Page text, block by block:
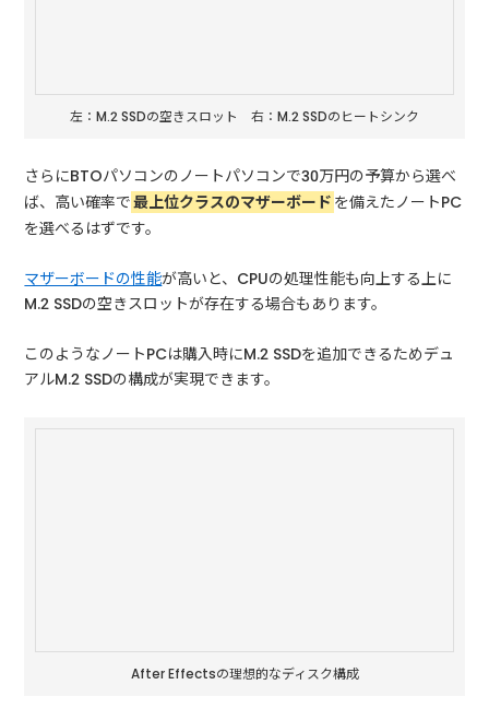
左：M.2 SSDの空きスロット 右：M.2 SSDのヒートシンク
さらにBTOパソコンのノートパソコンで30万円の予算から選べ
ば、高い確率で最上位クラスのマザーボード を備えたノートPC
を選べるはずです。
マザーボードの性能が高いと、CPUの処理性能も向上する上に
M.2 SSDの空きスロットが存在する場合もあります。
このようなノートPCは購入時にM.2 SSDを追加できるためデュ
アルM.2 SSDの構成が実現できます。
After Effectsの理想的なディスク構成